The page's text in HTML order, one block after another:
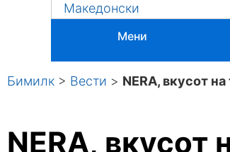
Македонски
Мени
Бимилк > Вести > NERA, вкусот
NERA, вкусот